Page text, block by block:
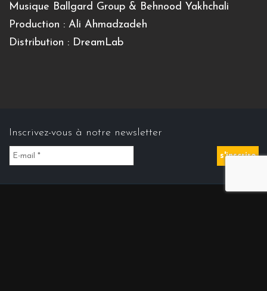
Musique Ballgard Group & Behnood Yakhchali
Production : Ali Ahmadzadeh
Distribution : DreamLab
Inscrivez-vous à notre newsletter